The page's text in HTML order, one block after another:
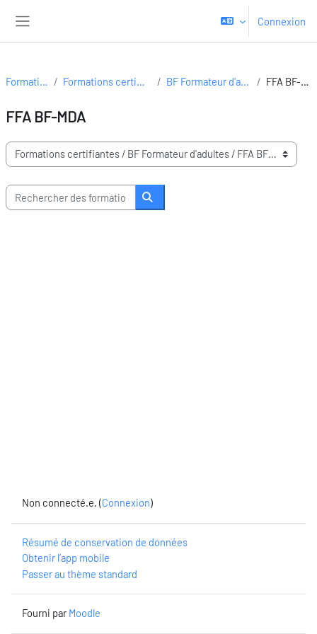
Connexion
Formations Formations certifiantes BF Formateur d'adultes FFA BF-MDA
FFA BF-MDA
Domaines de formation
Rechercher des formations
Rechercher des formations
Non connecté.e. (Connexion)
Résumé de conservation de données
Obtenir l’app mobile
Passer au thème standard
Fourni par Moodle